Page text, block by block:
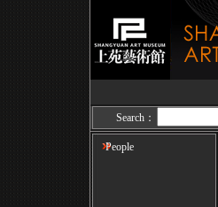
Search：
People